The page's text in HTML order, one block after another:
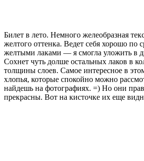
Билет в лето. Немного желеобразная
желтого оттенка. Ведет себя хорошо по
желтыми лаками — я смогла уложить в
Сохнет чуть долше остальных лаков в
толщины слоев. Самое интересное в
хлопья, которые спокойно можно
найдешь на фотографиях. =) Но они
прекрасны. Вот на кисточке их еще